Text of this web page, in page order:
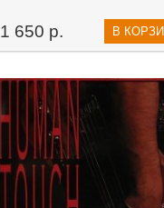
1 650 р. В